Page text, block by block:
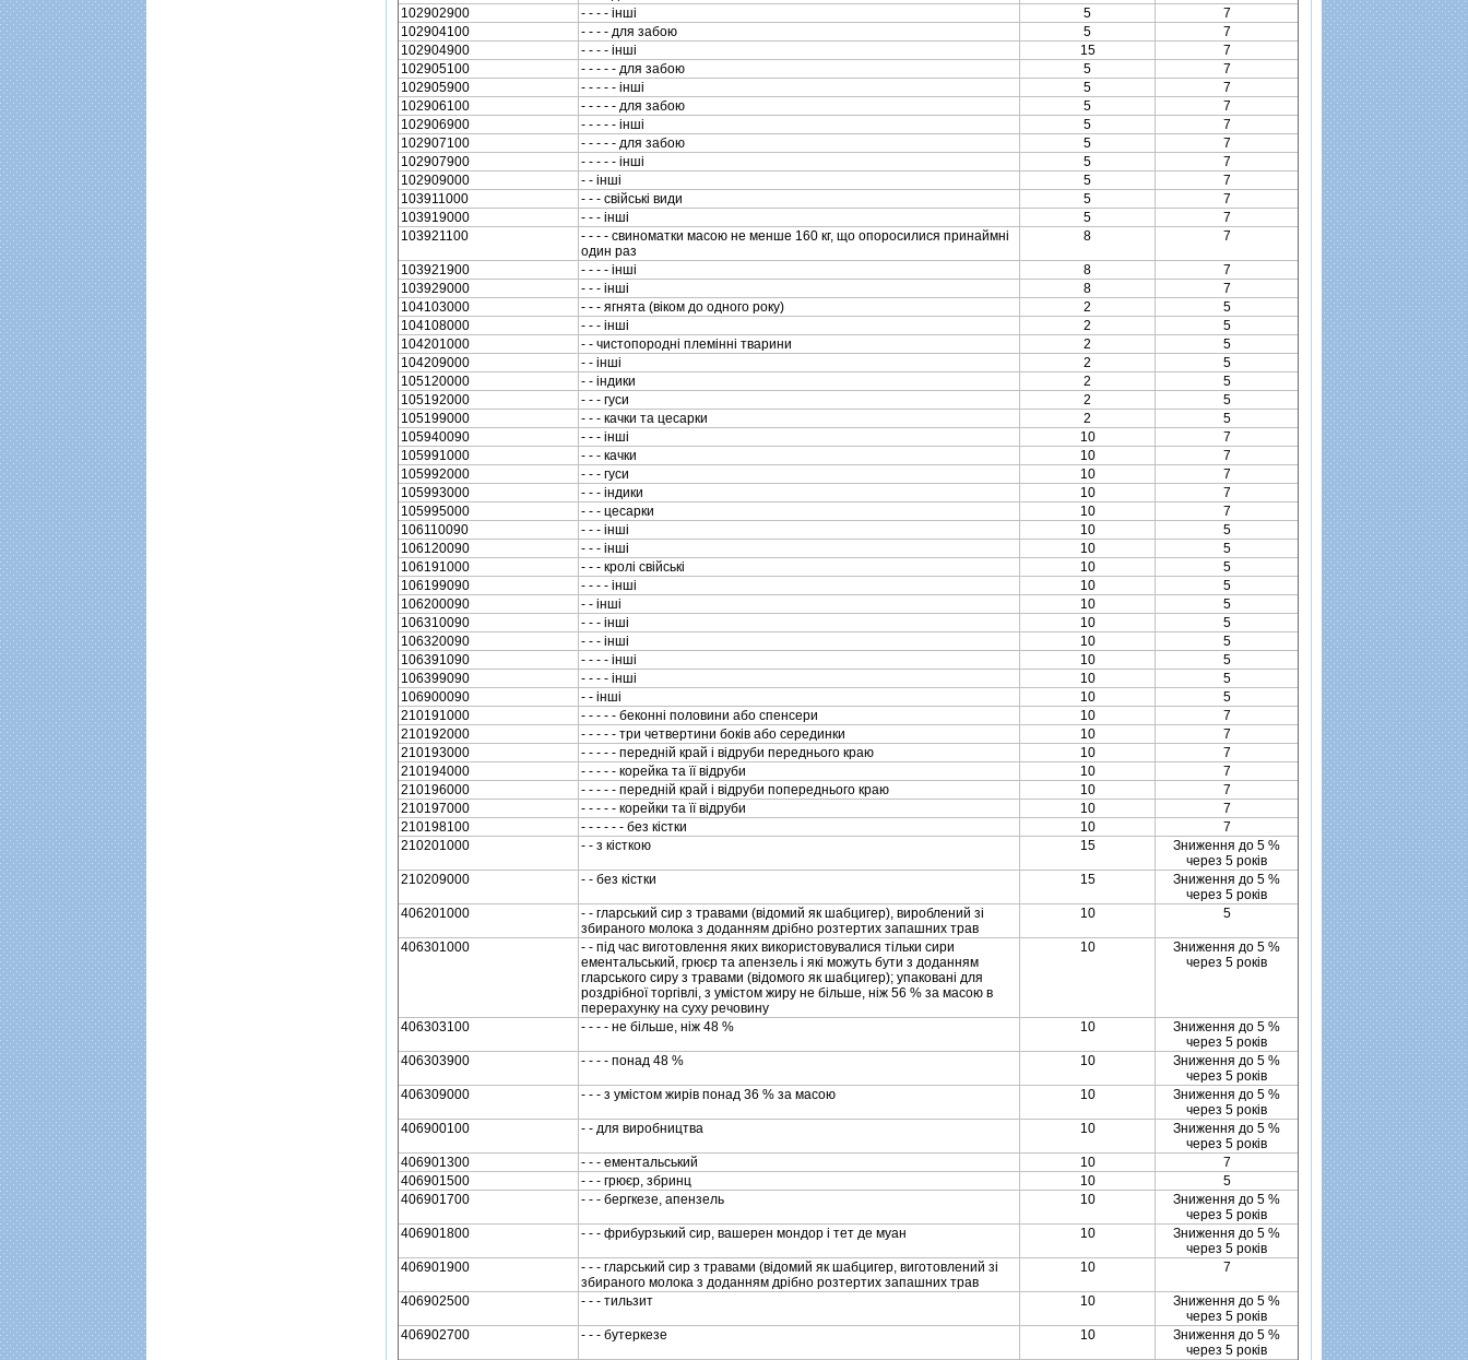
102902900
- - - - iншi 5
7
102904100
- - - - для забою 5
7
102904900
- - - - iншi 15
7
102905100
- - - - - для забою 5
7
102905900
- - - - - iншi 5
7
102906100
- - - - - для забою 5
7
102906900
- - - - - iншi 5
7
102907100
- - - - - для забою 5
7
102907900
- - - - - iншi 5
7
102909000
- - iншi 5
7
103911000
- - - свiйськi види 5
7
103919000
- - - iншi 5
7
103921100
- - - - свиноматки масою не менше 160 кг, що опоросилися принаймнi
один раз
8 7
103921900 - - - - iншi 8
7
103929000
- - - iншi 8
7
104103000
- - - ягнята (вiком до одного року) 2
5
104108000
- - - iншi 2
5
104201000
- - чистопороднi племiннi тварини 2
5
104209000
- - iншi 2
5
105120000
- - iндики 2
5
105192000
- - - гуси 2
5
105199000
- - - качки та цесарки 2
5
105940090
- - - iншi 10
7
105991000
- - - качки 10
7
105992000
- - - гуси 10
7
105993000
- - - iндики 10
7
105995000
- - - цесарки 10
7
106110090
- - - iншi 10
5
106120090
- - - iншi 10
5
106191000
- - - кролi свiйськi 10
5
106199090
- - - - iншi 10
5
106200090
- - iншi 10
5
106310090
- - - iншi 10
5
106320090
- - - iншi 10
5
106391090
- - - - iншi 10
5
106399090
- - - - iншi 10
5
106900090
- - iншi 10
5
210191000
- - - - - беконнi половини або спенсери 10
7
210192000
- - - - - три четвертини бокiв або серединки 10
7
210193000
- - - - - переднiй край i вiдруби переднього краю 10
7
210194000
- - - - - корейка та її вiдруби 10
7
210196000
- - - - - переднiй край i вiдруби попереднього краю 10
7
210197000
- - - - - корейки та її вiдруби 10
7
210198100
- - - - - - без кiстки 10
7
210201000
- - з кiсткою 15
Зниження до 5 %
через 5 рокiв
210209000
- - без кiстки 15
Зниження до 5 %
через 5 рокiв
406201000
- - гларський сир з травами (вiдомий як шабцигер), вироблений зi
збираного молока з доданням дрiбно розтертих запашних трав
10 5
406301000
- - пiд час виготовлення яких використовувалися тiльки сири
ементальський, грюєр та апензель i якi можуть бути з доданням
гларського сиру з травами (вiдомого як шабцигер); упакованi для
роздрiбної торгiвлi, з умiстом жиру не бiльше, нiж 56 % за масою в
перерахунку на суху речовину
10
Зниження до 5 %
через 5 рокiв
406303100 - - - - не бiльше, нiж 48 % 10
Зниження до 5 %
через 5 рокiв
406303900
- - - - понад 48 % 10
Зниження до 5 %
через 5 рокiв
406309000
- - - з умiстом жирiв понад 36 % за масою 10
Зниження до 5 %
через 5 рокiв
406900100
- - для виробництва 10
Зниження до 5 %
через 5 рокiв
406901300
- - - ементальський 10
7
406901500
- - - грюєр, збринц 10
5
406901700
- - - бергкезе, апензель 10
Зниження до 5 %
через 5 рокiв
406901800
- - - фрибурзький сир, вашерен мондор i тет де муан 10
Зниження до 5 %
через 5 рокiв
406901900
- - - гларський сир з травами (вiдомий як шабцигер, виготовлений зi
збираного молока з доданням дрiбно розтертих запашних трав
10 7
406902500 - - - тильзит 10
Зниження до 5 %
через 5 рокiв
406902700
- - - бутеркезе 10
Зниження до 5 %
через 5 рокiв